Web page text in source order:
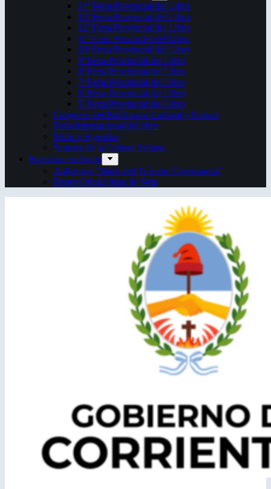
14ª Feria Provincial del Libro
13ª Feria Provincial del Libro
12ª Feria Provincial del Libro
11ª Feria Provincial del Libro
10ª Feria Provincial del Libro
9ª Feria Provincial del Libro
8ª Feria Provincial del Libro
7ª Feria Provincial del Libro
6ª Feria Provincial del Libro
5ª Feria Provincial del Libro
Congreso del Patrimonio Cultural y Natural
Feria Internacional del libro
Mitos y leyendas
Semana de la Cultura Italiana
Espacios escénicos
Anfiteatro “Mario del Tránsito Cocomarola”
Teatro Oficial Juan de Vera